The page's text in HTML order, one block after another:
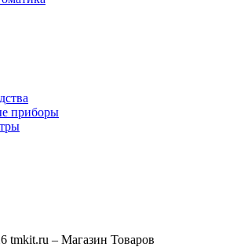
приборы
tmkit.ru – Магазин Товаров